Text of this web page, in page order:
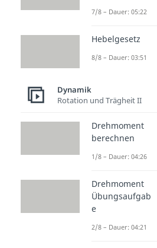
7/8 – Dauer: 05:22
Hebelgesetz
8/8 – Dauer: 03:51
Dynamik
Rotation und Trägheit II
Drehmoment
berechnen
1/8 – Dauer: 04:26
Drehmoment
Übungsaufgab
e
2/8 – Dauer: 04:21